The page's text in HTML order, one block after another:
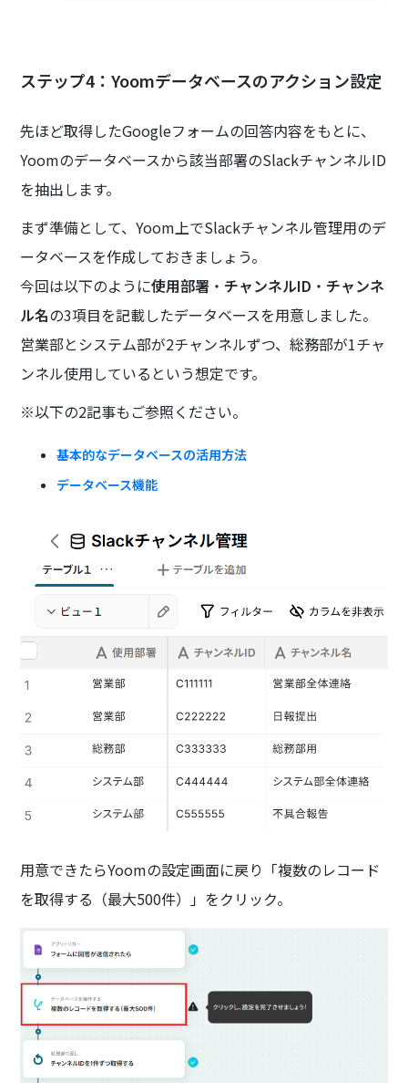
ステップ4：Yoomデータベースのアクション設定
先ほど取得したGoogleフォームの回答内容をもとに、
Yoomのデータベースから該当部署のSlackチャンネルID
を抽出します。
まず準備として、Yoom上でSlackチャンネル管理用のデ
ータベースを作成しておきましょう。
今回は以下のように使用部署 ・ チャンネルID ・ チャンネ
ル名の3項目を記載したデータベースを用意しました。
営業部とシステム部が2チャンネルずつ、総務部が1チャ
ンネル使用しているという想定です。
※以下の2記事もご参照ください。
基本的なデータベースの活用方法
データベース機能
用意できたらYoomの設定画面に戻り「複数のレコード
を取得する（最大500件）」をクリック。